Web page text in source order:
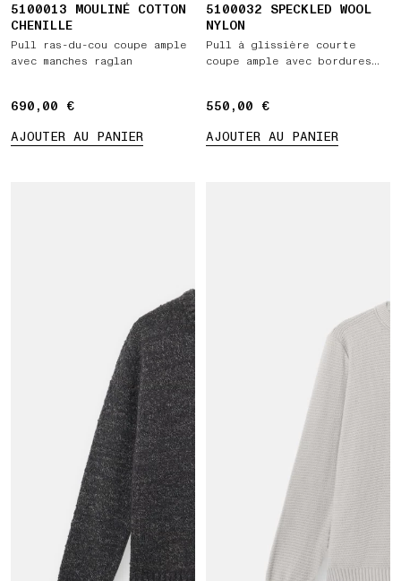
5100013 MOULINÉ COTTON
CHENILLE
Pull ras-du-cou coupe ample
avec manches raglan
690,00 €
690,00 €
AJOUTER AU PANIER
5100032 SPECKLED WOOL
NYLON
Pull à glissière courte
coupe ample avec bordures
550,00 €
550,00 €
AJOUTER AU PANIER